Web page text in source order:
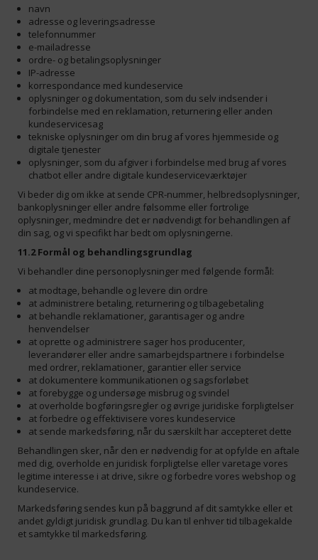
navn
adresse og leveringsadresse
telefonnummer
e-mailadresse
ordre- og betalingsoplysninger
IP-adresse
korrespondance med kundeservice
oplysninger og dokumentation, som du selv indsender i
forbindelse med en reklamation, returnering eller anden
kundeservicesag
tekniske oplysninger om din brug af vores hjemmeside og
digitale tjenester
oplysninger, som du afgiver i forbindelse med brug af vores
chatbot eller andre digitale kundeserviceværktøjer
Vi beder dig om ikke at sende CPR-nummer, helbredsoplysninger,
bankoplysninger eller andre følsomme eller fortrolige
oplysninger, medmindre det er nødvendigt for behandlingen af
din sag, og vi specifikt har bedt om oplysningerne.
11.2 Formål og behandlingsgrundlag
Vi behandler dine personoplysninger med følgende formål:
at modtage, behandle og levere din ordre
at administrere betaling, returnering og tilbagebetaling
at behandle reklamationer, garantisager og andre
henvendelser
at oprette og administrere sager hos producenter,
leverandører eller andre samarbejdspartnere i forbindelse
med ordrer, reklamationer, garantier eller service
at dokumentere kommunikationen og sagsforløbet
at forebygge og undersøge misbrug og svindel
at overholde bogføringsregler og øvrige juridiske forpligtelser
at forbedre og effektivisere vores kundeservice
at sende markedsføring, når du særskilt har accepteret dette
Behandlingen sker, når den er nødvendig for at opfylde en aftale
med dig, overholde en juridisk forpligtelse eller varetage vores
legitime interesse i at drive, sikre og forbedre vores webshop og
kundeservice.
Markedsføring sendes kun på baggrund af dit samtykke eller et
andet gyldigt juridisk grundlag. Du kan til enhver tid tilbagekalde
et samtykke til markedsføring.